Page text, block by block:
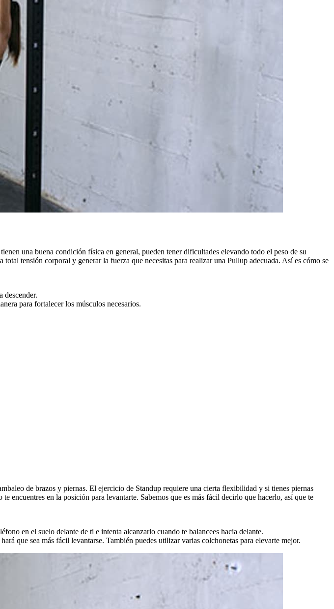
una buena condición física en general, pueden tener dificultades elevando todo el peso de su
tensión corporal y generar la fuerza que necesitas para realizar una Pullup adecuada. Así es cómo se
descender.
para fortalecer los músculos necesarios.
de brazos y piernas. El ejercicio de Standup requiere una cierta flexibilidad y si tienes piernas
encuentres en la posición para levantarte. Sabemos que es más fácil decirlo que hacerlo, así que te
en el suelo delante de ti e intenta alcanzarlo cuando te balancees hacia delante.
que sea más fácil levantarse. También puedes utilizar varias colchonetas para elevarte mejor.